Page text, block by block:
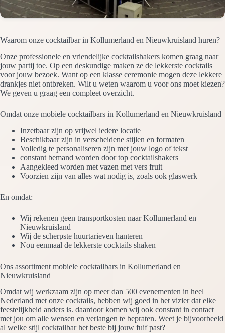
Waarom onze cocktailbar in Kollumerland en Nieuwkruisland huren?
Onze professionele en vriendelijke cocktailshakers komen graag naar
jouw partij toe. Op een deskundige maken ze de lekkerste cocktails
voor jouw bezoek. Want op een klasse ceremonie mogen deze lekkere
drankjes niet ontbreken. Wilt u weten waarom u voor ons moet kiezen?
We geven u graag een compleet overzicht.
Omdat onze mobiele cocktailbars in Kollumerland en Nieuwkruisland
Inzetbaar zijn op vrijwel iedere locatie
Beschikbaar zijn in verscheidene stijlen en formaten
Volledig te personaliseren zijn met jouw logo of tekst
constant bemand worden door top cocktailshakers
Aangekleed worden met vazen met vers fruit
Voorzien zijn van alles wat nodig is, zoals ook glaswerk
En omdat:
Wij rekenen geen transportkosten naar Kollumerland en
Nieuwkruisland
Wij de scherpste huurtarieven hanteren
Nou eenmaal de lekkerste cocktails shaken
Ons assortiment mobiele cocktailbars in Kollumerland en
Nieuwkruisland
Omdat wij werkzaam zijn op meer dan 500 evenementen in heel
Nederland met onze cocktails, hebben wij goed in het vizier dat elke
feestelijkheid anders is. daardoor komen wij ook constant in contact
met jou om alle wensen en verlangen te bepraten. Weet je bijvoorbeeld
al welke stijl cocktailbar het beste bij jouw fuif past?